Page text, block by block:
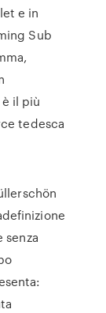
e in
Sub
il più
tedesca
senza